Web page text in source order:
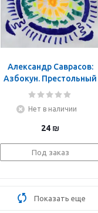
Александр Саврасов:
Азбокун. Престольный
солесвод
Нет в наличии
24 ₪
Под заказ
Показать еще